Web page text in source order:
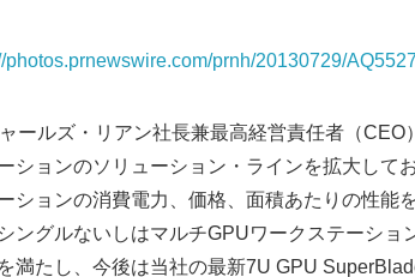
photos.prnewswire.com/prnh/20130729/
ールズ・リアン社長兼最高経営責任者（
ションのソリューション・ラインを拡大して
ションの消費電力、価格、面積あたりの性能
ングルないしはマルチGPUワークステーショ
満たし、今後は当社の最新7U GPU